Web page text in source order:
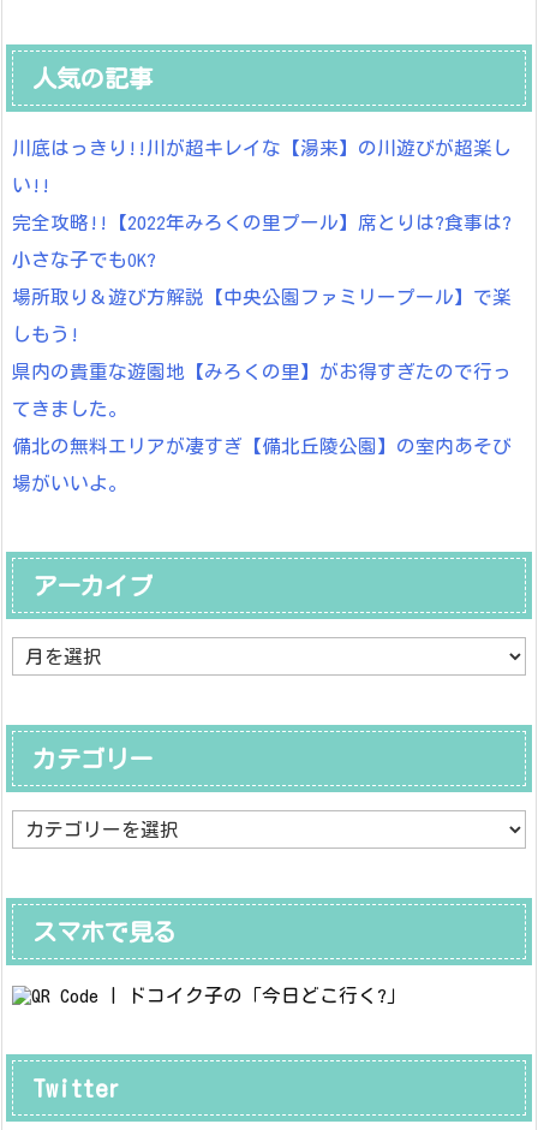
人気の記事
川底はっきり!!川が超キレイな【湯来】の川遊びが超楽し
い!!
完全攻略!!【2022年みろくの里プール】席とりは?食事は?
小さな子でもOK?
場所取り＆遊び方解説【中央公園ファミリープール】で楽
しもう!
県内の貴重な遊園地【みろくの里】がお得すぎたので行っ
てきました。
備北の無料エリアが凄すぎ【備北丘陵公園】の室内あそび
場がいいよ。
アーカイブ
ア
ー
ブ
カテゴリー
テ
ー
スマホで見る
Twitter